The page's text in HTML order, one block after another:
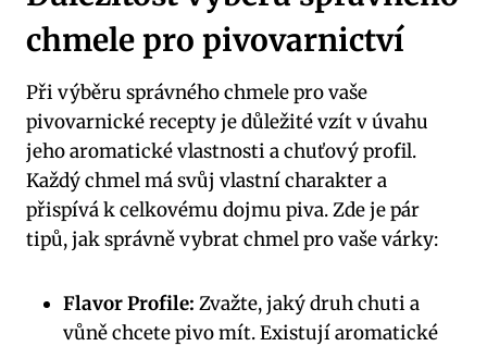
chmele pro pivovarnictví
Při výběru správného chmele pro vaše
pivovarnické recepty je důležité vzít v úvahu
jeho aromatické vlastnosti a chuťový profil.
Každý chmel má svůj vlastní charakter a
přispívá k celkovému dojmu piva. Zde je pár
tipů, jak správně vybrat chmel pro vaše várky:
Flavor Profile: Zvažte, jaký druh chuti a
vůně chcete pivo mít. Existují aromatické